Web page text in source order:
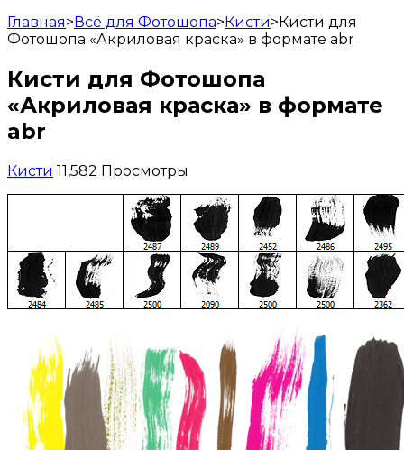
Главная>Всё для Фотошопа>Кисти>Кисти для
Фотошопа «Акриловая краска» в формате abr
Кисти для Фотошопа
«Акриловая краска» в формате
abr
Кисти 11,582 Просмотры